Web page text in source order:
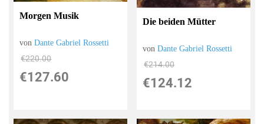
Morgen Musik
vonDante Gabriel Rossetti
€220.00
€127.60
Die beiden Mütter
vonDante Gabriel Rossetti
€214.00
€124.12